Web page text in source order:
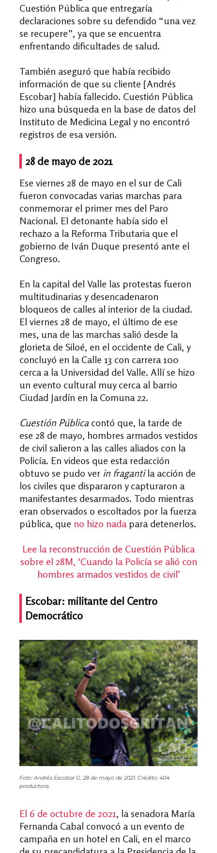
Cuestión Pública que entregaría
declaraciones sobre su defendido “una vez
se recupere”, ya que se encuentra
enfrentando dificultades de salud.
También aseguró que había recibido
información de que su cliente [Andrés
Escobar] había fallecido. Cuestión Pública
hizo una búsqueda en la base de datos del
Instituto de Medicina Legal y no encontró
registros de esa versión.
28 de mayo de 2021
Ese viernes 28 de mayo en el sur de Cali
fueron convocadas varias marchas para
conmemorar el primer mes del Paro
Nacional. El detonante había sido el
rechazo a la Reforma Tributaria que el
gobierno de Iván Duque presentó ante el
Congreso.
En la capital del Valle las protestas fueron
multitudinarias y desencadenaron
bloqueos de calles al interior de la ciudad.
El viernes 28 de mayo, el último de ese
mes, una de las marchas salió desde la
glorieta de Siloé, en el occidente de Cali, y
concluyó en la Calle 13 con carrera 100
cerca a la Universidad del Valle. Allí se hizo
un evento cultural muy cerca al barrio
Ciudad Jardín en la Comuna 22.
Cuestión Pública contó que, la tarde de
ese 28 de mayo, hombres armados vestidos
de civil salieron a las calles aliados con la
Policía. En videos que esta redacción
obtuvo se pudo ver in fragantila acción de
los civiles que dispararon y capturaron a
manifestantes desarmados. Todo mientras
eran observados o escoltados por la fuerza
pública, que no hizo nadapara detenerlos.
Lee la reconstrucción de Cuestión Pública
sobre el 28M, ‘Cuando la Policía se alió con
hombres armados vestidos de civil’
Escobar: militante del Centro
Democrático
Foto: Andrés Escobar G. 28 de mayo de 2021. Crédito: 404
productora.
El 6 de octubre de 2021, la senadora María
Fernanda Cabal convocó a un evento de
campaña en un hotel en Cali, en el marco